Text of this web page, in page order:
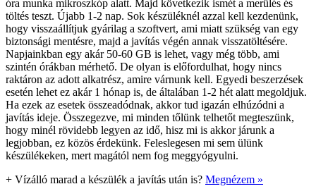
óra munka mikroszkóp alatt. Majd következik ismét a merülés és
töltés teszt. Újabb 1-2 nap. Sok készüléknél azzal kell kezdenünk,
hogy visszaállítjuk gyárilag a szoftvert, ami miatt szükség van egy
biztonsági mentésre, majd a javítás végén annak visszatöltésére.
Napjainkban egy akár 50-60 GB is lehet, vagy még több, ami
szintén órákban mérhető. De olyan is előfordulhat, hogy nincs
raktáron az adott alkatrész, amire várnunk kell. Egyedi beszerzések
esetén lehet ez akár 1 hónap is, de általában 1-2 hét alatt megoldjuk.
Ha ezek az esetek összeadódnak, akkor tud igazán elhúzódni a
javítás ideje. Összegezve, mi minden tőlünk telhetőt megteszünk,
hogy minél rövidebb legyen az idő, hisz mi is akkor járunk a
legjobban, ez közös érdekünk. Feleslegesen mi sem ülünk
készülékeken, mert magától nem fog meggyógyulni.
+ Vízálló marad a készülék a javítás után is? Megnézem »